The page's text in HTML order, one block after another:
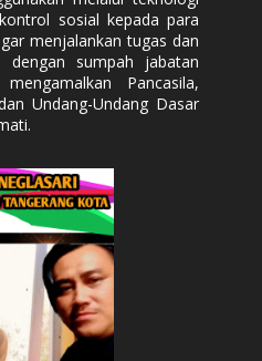
sosial kepada para
menjalankan tugas dan
dengan sumpah jabatan
Pancasila,
Undang-Undang Dasar